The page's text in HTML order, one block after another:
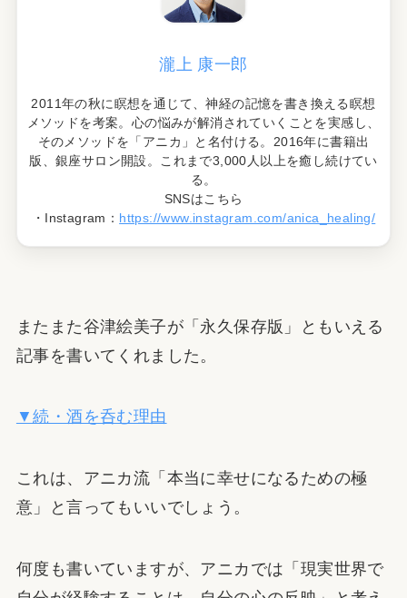
瀧上 康一郎
2011年の秋に瞑想を通じて、神経の記憶を書き換える瞑想
メソッドを考案。心の悩みが解消されていくことを実感し、
そのメソッドを「アニカ」と名付ける。2016年に書籍出
版、銀座サロン開設。これまで3,000人以上を癒し続けてい
る。
SNSはこちら
・Instagram： https://www.instagram.com/anica_healing/
またまた谷津絵美子が「永久保存版」ともいえる
記事を書いてくれました。
▼続・酒を呑む理由
これは、アニカ流「本当に幸せになるための極
意」と言ってもいいでしょう。
何度も書いていますが、アニカでは「現実世界で